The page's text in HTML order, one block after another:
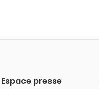
Espace presse